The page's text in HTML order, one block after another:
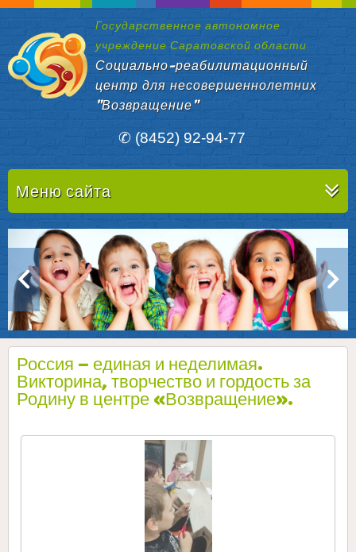
Государственное автономное
учреждение Саратовской области
Социально-реабилитационный
центр для несовершеннолетних
"Возвращение"
✆ (8452) 92-94-77
Меню сайта
Россия – единая и неделимая.
Викторина, творчество и гордость за
Родину в центре «Возвращение».